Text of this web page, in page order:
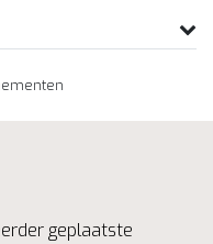
geplaatste